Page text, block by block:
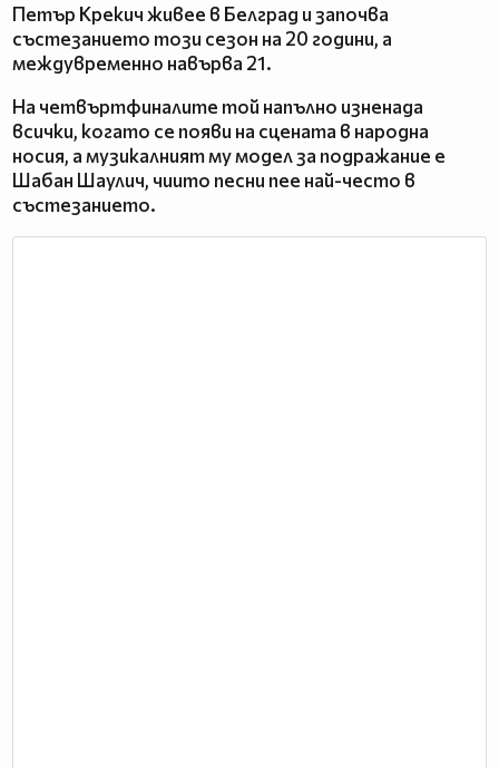
Петър Крекич живее в Белград и започва
състезанието този сезон на 20 години, а
междувременно навърва 21.
На четвъртфиналите той напълно изненада
всички, когато се появи на сцената в народна
носия, а музикалният му модел за подражание е
Шабан Шаулич, чиито песни пее най-често в
състезанието.